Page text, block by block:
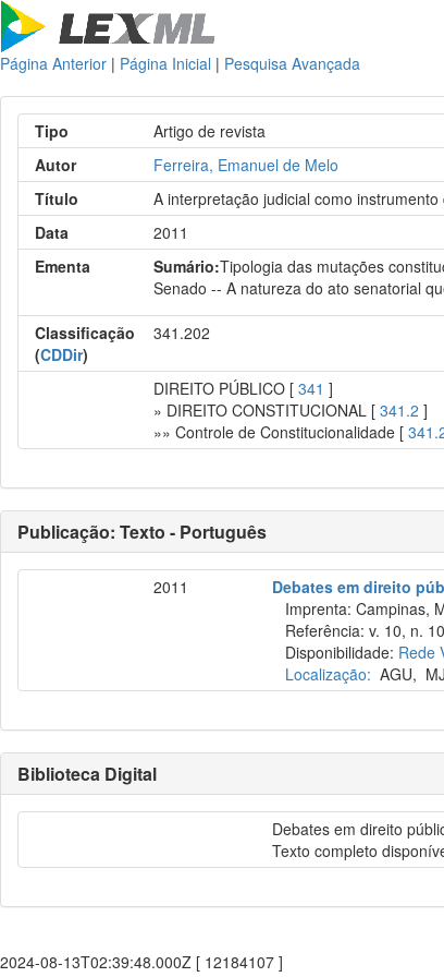
Página Anterior | Página Inicial | Pesquisa Avançada
Tipo
Artigo de revista
Autor
Ferreira, Emanuel de Melo
Título
A interpretação judicial como
Data
2011
Ementa
Sumário:Tipologia das mutações
Senado -- A natureza do ato senatorial
Classificação
(CDDir)
341.202
DIREITO PÚBLICO [341 ]
» DIREITO CONSTITUCIONAL [341.2 ]
»» Controle de Constitucionalidade [
Publicação: Texto - Português
2011
Debates em direito
Imprenta: Campinas,
Referência: v. 10, n.
Disponibilidade: Rede
Localização: AGU,
Biblioteca Digital
Debates em direito
Texto completo
2024-08-13T02:39:48.000Z [ 12184107 ]